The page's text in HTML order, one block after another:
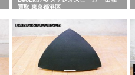
買取 東京都港区